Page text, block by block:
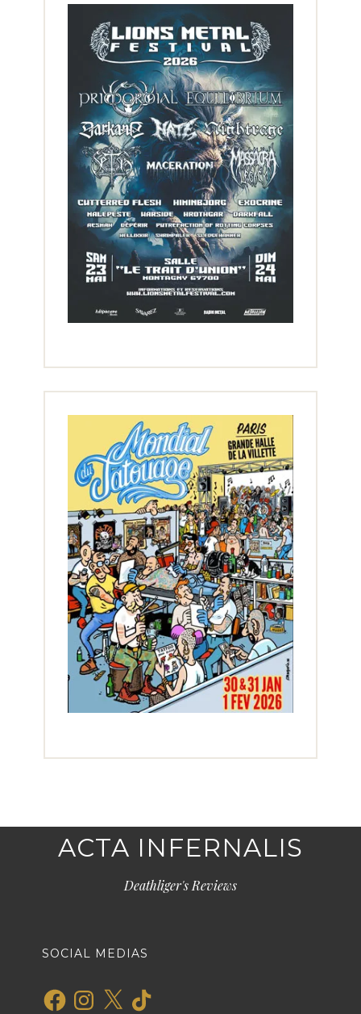
ACTA INFERNALIS
Deathliger's Reviews
SOCIAL MEDIAS
FacebookInstagram
X TikTok